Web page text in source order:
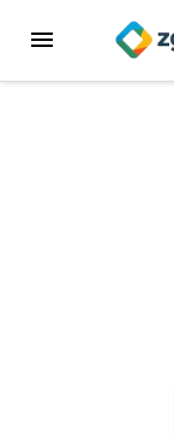
MENU